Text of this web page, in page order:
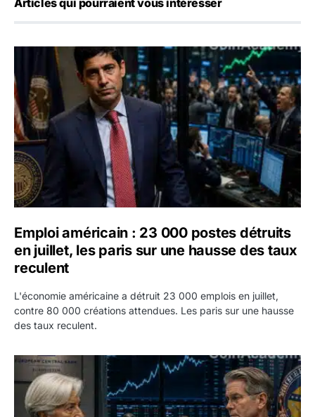
Articles qui pourraient vous intéresser
Emploi américain : 23 000 postes détruits en juillet, les
Emploi américain : 23 000 postes détruits
en juillet, les paris sur une hausse des taux
reculent
L'économie américaine a détruit 23 000 emplois en juillet,
contre 80 000 créations attendues. Les paris sur une hausse
des taux reculent.
Yen : Washington a vendu des euros sans prévenir la